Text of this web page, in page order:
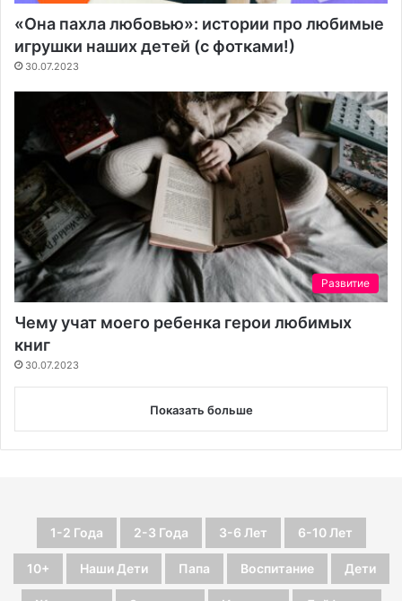
«Она пахла любовью»: истории про любимые
игрушки наших детей (с фотками!)
30.07.2023
Развитие
Чему учат моего ребенка герои любимых
книг
30.07.2023
Показать больше
1-2 Года 2-3 Года 3-6 Лет 6-10 Лет
10+ Наши Дети Папа Воспитание Дети